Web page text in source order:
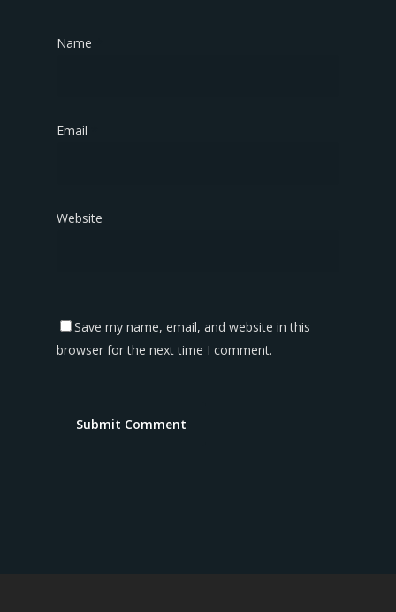
Name
Email
Website
Save my name, email, and website in this
browser for the next time I comment.